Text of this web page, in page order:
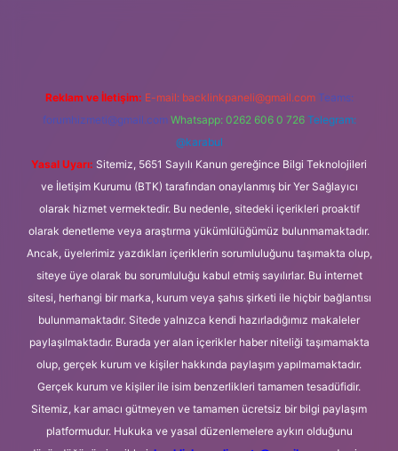
Reklam ve İletişim: E-mail: backlinkpaneli@gmail.com Teams:
forumhizmeti@gmail.com Whatsapp: 0262 606 0 726 Telegram:
@karabul
Yasal Uyarı: Sitemiz, 5651 Sayılı Kanun gereğince Bilgi Teknolojileri
ve İletişim Kurumu (BTK) tarafından onaylanmış bir Yer Sağlayıcı
olarak hizmet vermektedir. Bu nedenle, sitedeki içerikleri proaktif
olarak denetleme veya araştırma yükümlülüğümüz bulunmamaktadır.
Ancak, üyelerimiz yazdıkları içeriklerin sorumluluğunu taşımakta olup,
siteye üye olarak bu sorumluluğu kabul etmiş sayılırlar. Bu internet
sitesi, herhangi bir marka, kurum veya şahıs şirketi ile hiçbir bağlantısı
bulunmamaktadır. Sitede yalnızca kendi hazırladığımız makaleler
paylaşılmaktadır. Burada yer alan içerikler haber niteliği taşımamakta
olup, gerçek kurum ve kişiler hakkında paylaşım yapılmamaktadır.
Gerçek kurum ve kişiler ile isim benzerlikleri tamamen tesadüfidir.
Sitemiz, kar amacı gütmeyen ve tamamen ücretsiz bir bilgi paylaşım
platformudur. Hukuka ve yasal düzenlemelere aykırı olduğunu